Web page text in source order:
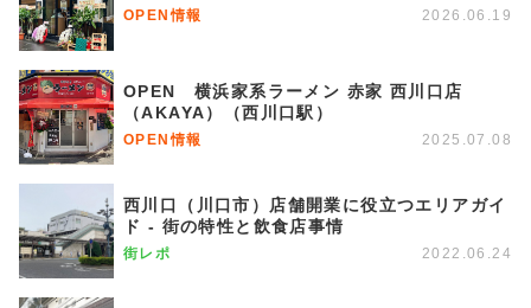
OPEN情報 2026.06.19
OPEN 横浜家系ラーメン 赤家 西川口店
（AKAYA）（西川口駅）
OPEN情報 2025.07.08
西川口（川口市）店舗開業に役立つエリアガイ
ド - 街の特性と飲食店事情
街レポ 2022.06.24